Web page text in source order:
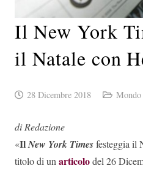
Il New York
il Natale con
28 Dicembre 2018 Mondo
di Redazione
«IlNew York Timesfesteggia il
titolo di unarticolodel 26